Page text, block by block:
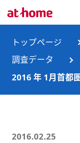
トップページ
調査データ
2016 年 1月首都
2016.02.25